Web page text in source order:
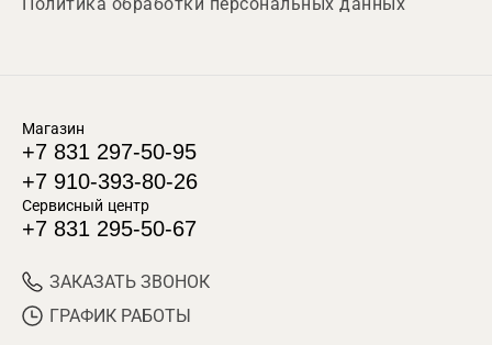
Политика обработки персональных данных
Магазин
+7 831 297-50-95
+7 910-393-80-26
Сервисный центр
+7 831 295-50-67
ЗАКАЗАТЬ ЗВОНОК
ГРАФИК РАБОТЫ